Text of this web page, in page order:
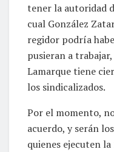
tener la autoridad
cual González
regidor podría
pusieran a
Lamarque tiene
los sindicalizados.
Por el momento,
acuerdo, y serán
quienes ejecuten